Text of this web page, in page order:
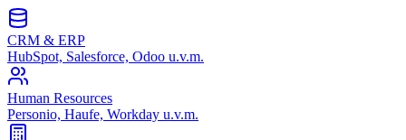
CRM & ERP
HubSpot, Salesforce, Odoo u.v.m.
Human Resources
Personio, Haufe, Workday u.v.m.